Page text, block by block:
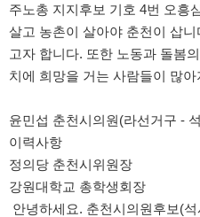
주노총 지지후보 기호 4번 오흥
살고 농촌이 살아야 춘천이 삽
고자 합니다. 또한 노동과 돌봄
치에 희망을 거는 사람들이 많
윤민섭 춘천시의원(라선거구 -
이력사항
정의당 춘천시위원장
강원대학교 총학생회장
안녕하세요. 춘천시의원후보(